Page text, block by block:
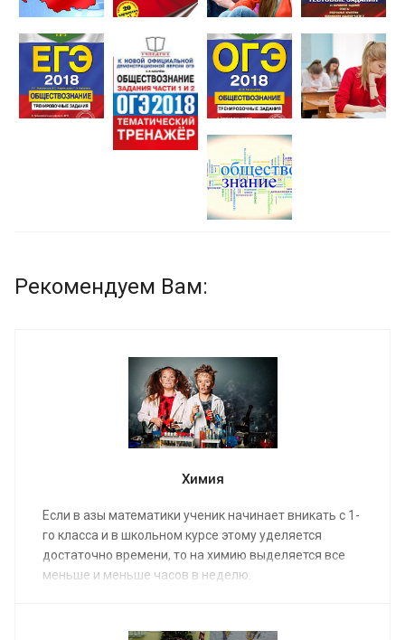
Рекомендуем Вам:
Химия
Если в азы математики ученик начинает вникать с 1-
го класса и в школьном курсе этому уделяется
достаточно времени, то на химию выделяется все
меньше и меньше часов в неделю.